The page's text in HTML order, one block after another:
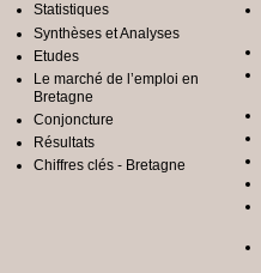
Statistiques
Synthèses et Analyses
Etudes
Le marché de l’emploi en
Bretagne
Conjoncture
Résultats
Chiffres clés - Bretagne